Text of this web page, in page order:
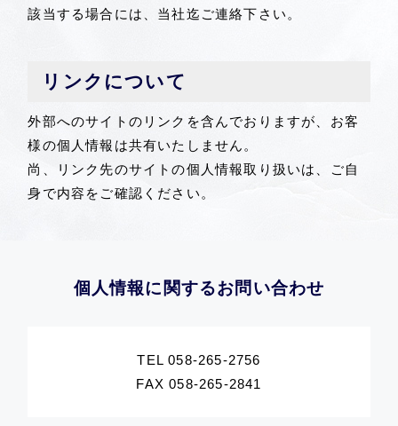
該当する場合には、当社迄ご連絡下さい。
リンクについて
外部へのサイトのリンクを含んでおりますが、お客
様の個人情報は共有いたしません。
尚、リンク先のサイトの個人情報取り扱いは、ご自
身で内容をご確認ください。
個人情報に関するお問い合わせ
TEL 058-265-2756
FAX 058-265-2841